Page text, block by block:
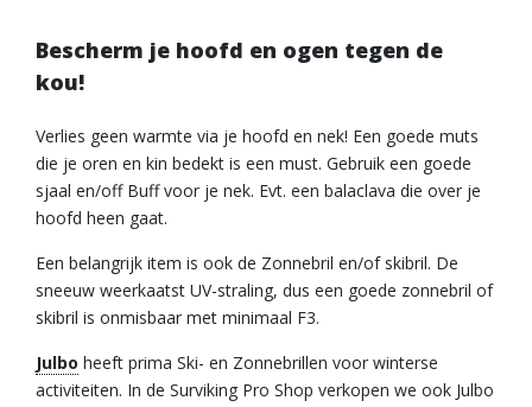
Bescherm je hoofd en ogen tegen de
kou!
Verlies geen warmte via je hoofd en nek! Een goede muts
die je oren en kin bedekt is een must. Gebruik een goede
sjaal en/off Buff voor je nek. Evt. een balaclava die over je
hoofd heen gaat.
Een belangrijk item is ook de Zonnebril en/of skibril. De
sneeuw weerkaatst UV-straling, dus een goede zonnebril of
skibril is onmisbaar met minimaal F3.
Julbo heeft prima Ski- en Zonnebrillen voor winterse
activiteiten. In de Surviking Pro Shop verkopen we ook Julbo